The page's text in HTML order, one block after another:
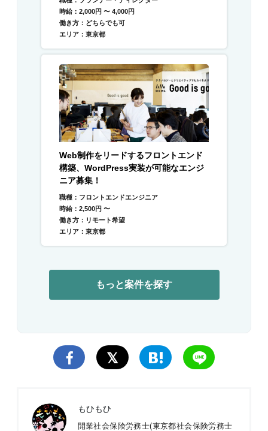
時給：2,000円 〜 4,000円
働き方：どちらでも可
エリア：東京都
Web制作をリードするフロントエンド
構築、WordPress実装が可能なエンジ
ニア募集！
職種：フロントエンドエンジニア
時給：2,500円 〜
働き方：リモート希望
エリア：東京都
もっと案件を探す
もひもひ
開業社会保険労務士(東京都社会保険労務士